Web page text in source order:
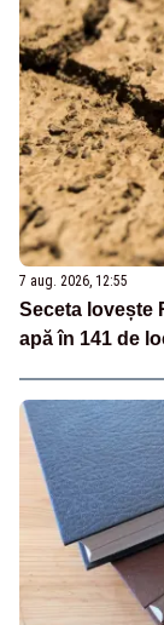
7 aug. 2026, 12:55
Seceta lovește
apă în 141 de